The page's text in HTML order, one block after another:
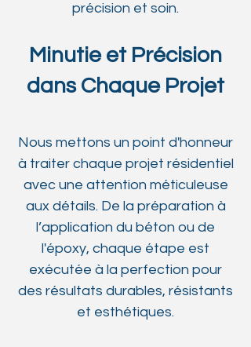
précision et soin.
Minutie et Précision
dans Chaque Projet
Nous mettons un point d'honneur
à traiter chaque projet résidentiel
avec une attention méticuleuse
aux détails. De la préparation à
l’application du béton ou de
l'époxy, chaque étape est
exécutée à la perfection pour
des résultats durables, résistants
et esthétiques.